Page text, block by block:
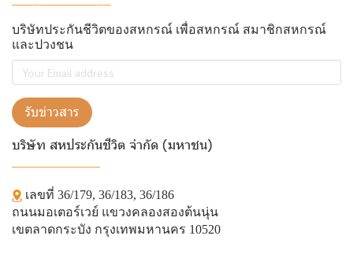
บริษัทประกันชีวิตของสหกรณ์ เพื่อสหกรณ์ สมาชิกสหกรณ์
และปวงชน
รับข่าวสาร
บริษัท สหประกันชีวิต จำกัด (มหาชน)
เลขที่ 36/179, 36/183, 36/186
ถนนมอเตอร์เวย์ แขวงคลองสองต้นนุ่น
เขตลาดกระบัง กรุงเทพมหานคร 10520